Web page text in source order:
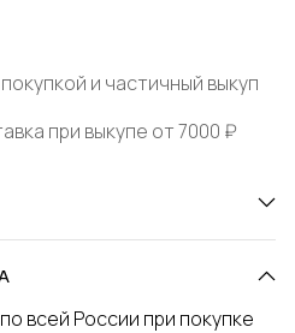
и частичный выкуп
при выкупе от 7000 ₽
всей России при покупке